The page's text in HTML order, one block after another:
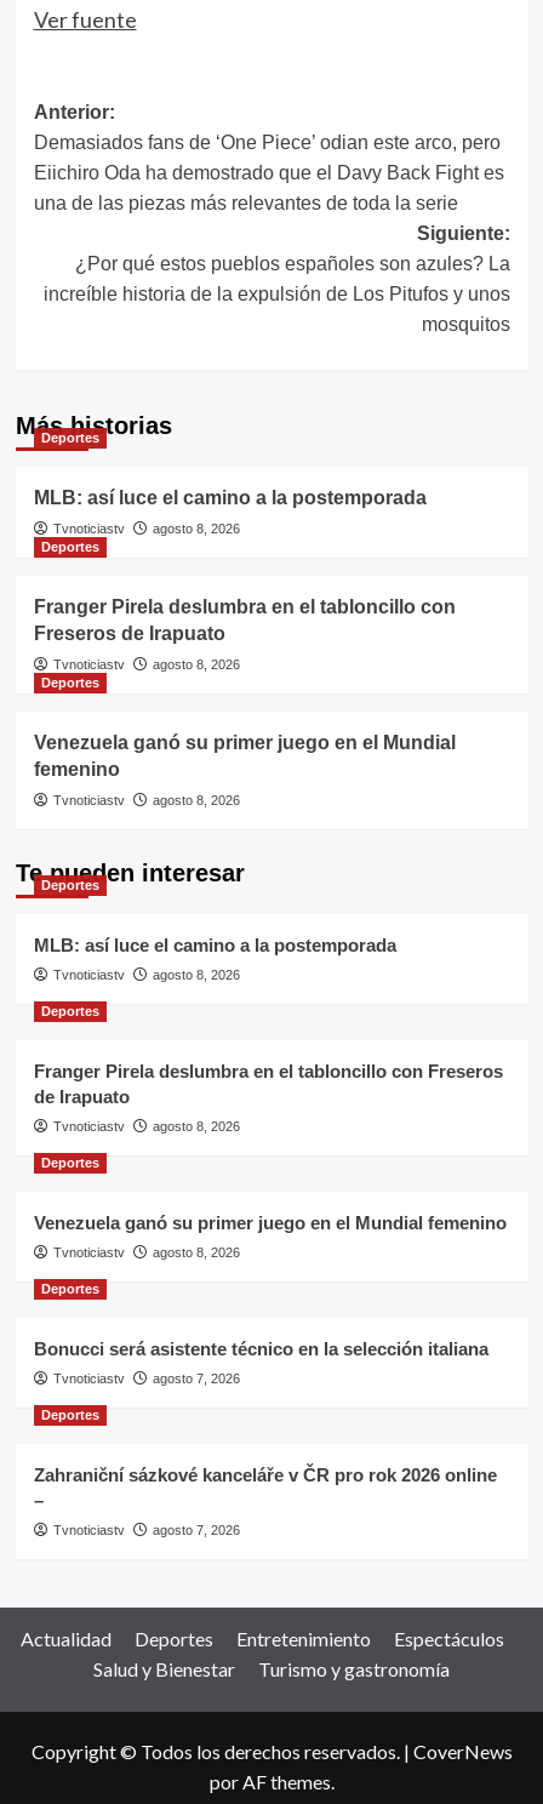
Ver fuente
Navegación
de
entradas
Anterior:
Demasiados fans de ‘One Piece’ odian este arco, pero
Eiichiro Oda ha demostrado que el Davy Back Fight es
una de las piezas más relevantes de toda la serie
Siguiente:
¿Por qué estos pueblos españoles son azules? La
increíble historia de la expulsión de Los Pitufos y unos
mosquitos
Más historias
Deportes
MLB: así luce el camino a la postemporada
Tvnoticiastv
agosto 8, 2026
Deportes
Franger Pirela deslumbra en el tabloncillo con
Freseros de Irapuato
Tvnoticiastv
agosto 8, 2026
Deportes
Venezuela ganó su primer juego en el Mundial
femenino
Tvnoticiastv agosto 8, 2026
Te pueden interesar
Deportes
MLB: así luce el camino a la postemporada
Tvnoticiastv agosto 8, 2026
Deportes
Franger Pirela deslumbra en el tabloncillo con Freseros
de Irapuato
Tvnoticiastv agosto 8, 2026
Deportes
Venezuela ganó su primer juego en el Mundial femenino
Tvnoticiastv agosto 8, 2026
Deportes
Bonucci será asistente técnico en la selección italiana
Tvnoticiastv agosto 7, 2026
Deportes
Zahraniční sázkové kanceláře v ČR pro rok 2026 online
–
Tvnoticiastv agosto 7, 2026
Actualidad Deportes Entretenimiento
Espectáculos
Salud y Bienestar
Turismo y gastronomía
Copyright © Todos los derechos reservados. | CoverNews
por AF themes.